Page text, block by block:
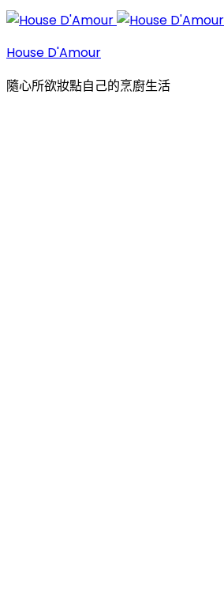
House D'Amour
隨心所欲妝點自己的烹廚生活